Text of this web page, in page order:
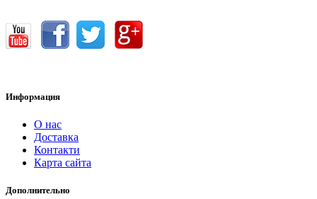
Информация
О нас
Доставка
Контакти
Карта сайта
Дополнительно